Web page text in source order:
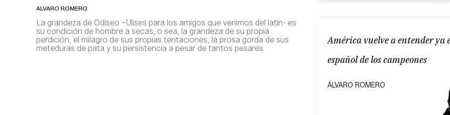
ÁLVARO ROMERO
La grandeza de Odiseo –Ulises para los amigos que venimos del latín- es
su condición de hombre a secas, o sea, la grandeza de su propia
perdición, el milagro de sus propias tentaciones, la prosa gorda de sus
meteduras de pata y su persistencia a pesar de tantos pesares
América vuelve a entender ya
español de los campeones
ÁLVARO ROMERO